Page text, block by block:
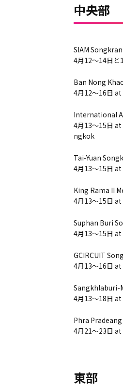
中央部
SIAM
4月12～14日
Ban Nong
4月12～16日
International
4月13～15日
ngkok
Tai-Yuan
4月13～15日
King Rama II
4月13～15日
Suphan Buri
4月13～15日
GCIRCUIT
4月13～16日
Sangkhlaburi-
4月13～18日
Phra
4月21～23日
東部